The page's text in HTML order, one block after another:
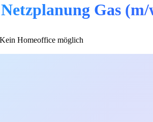
Gas
Kein Homeoffice möglich